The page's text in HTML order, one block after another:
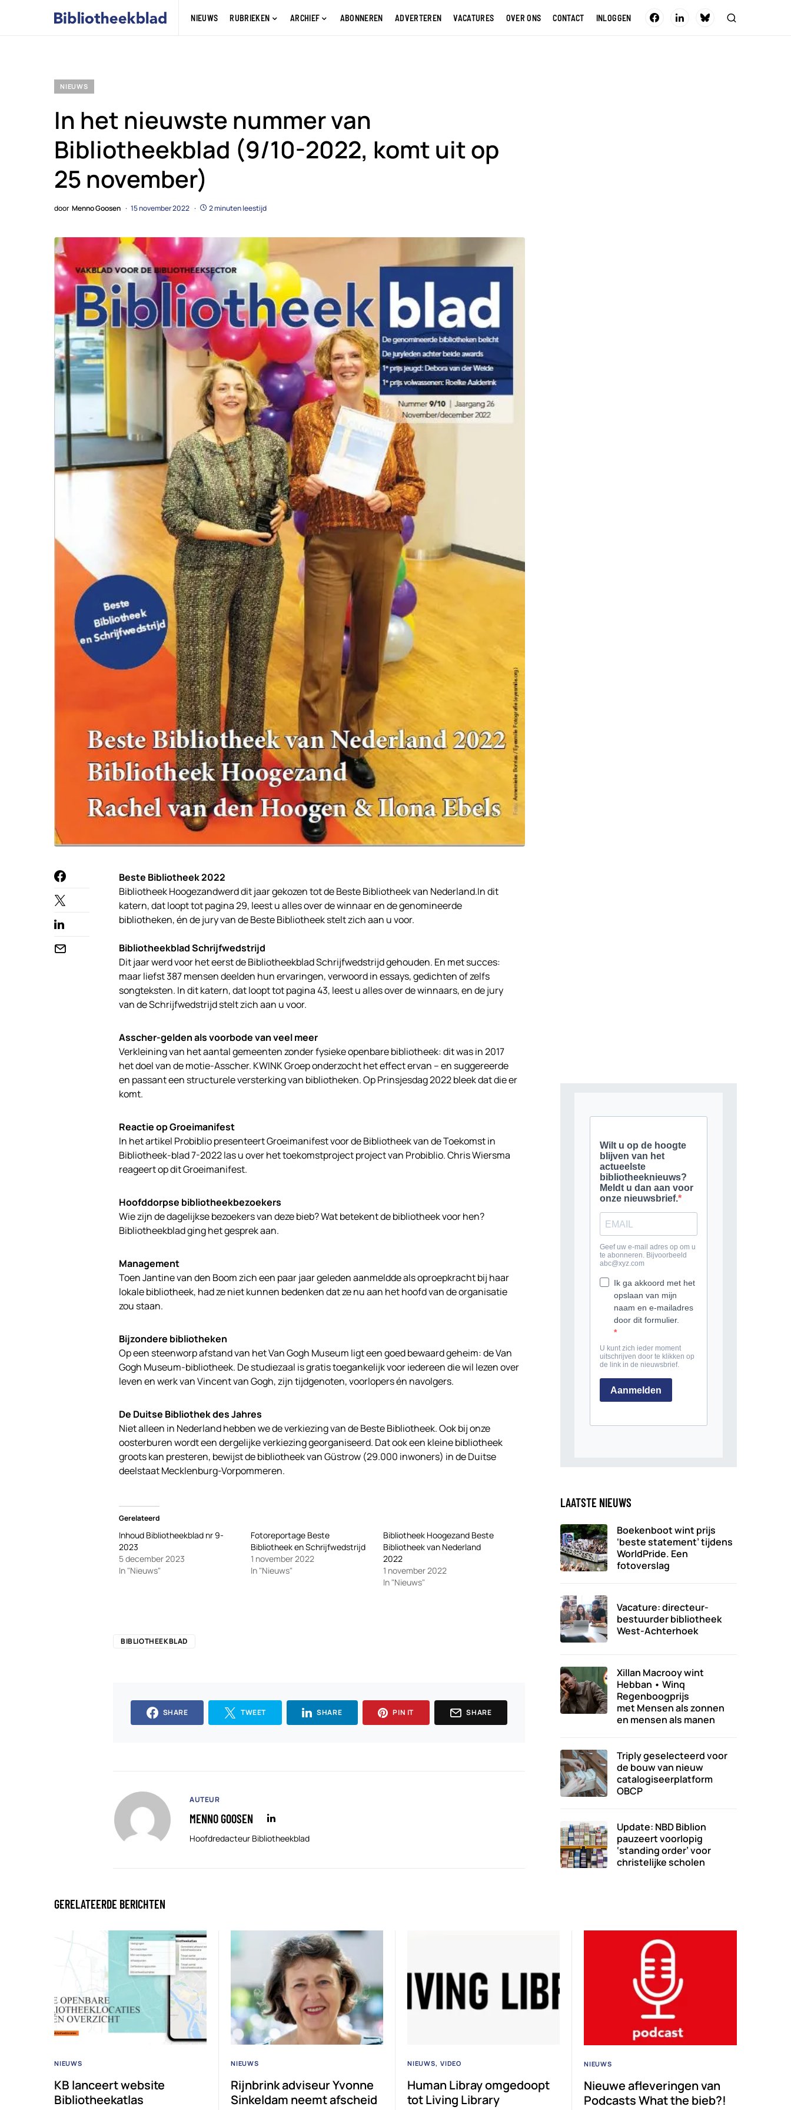
NIEUWS RUBRIEKEN ARCHIEF ABONNEREN ADVERTEREN VACATURES OVER ONS CONTACT INLOGGEN
NIEUWS
In het nieuwste nummer van
Bibliotheekblad (9/10-2022, komt uit op
25 november)
door Menno Goosen 15 november 2022 2 minuten leestijd
Beste Bibliotheek 2022
Bibliotheek Hoogezandwerd dit jaar gekozen tot de Beste Bibliotheek van Nederland.In dit
katern, dat loopt tot pagina 29, leest u alles over de winnaar en de genomineerde
bibliotheken, én de jury van de Beste Bibliotheek stelt zich aan u voor.
Bibliotheekblad Schrijfwedstrijd
Dit jaar werd voor het eerst de Bibliotheekblad Schrijfwedstrijd gehouden. En met succes:
maar liefst 387 mensen deelden hun ervaringen, verwoord in essays, gedichten of zelfs
songteksten. In dit katern, dat loopt tot pagina 43, leest u alles over de winnaars, en de jury
van de Schrijfwedstrijd stelt zich aan u voor.
Asscher-gelden als voorbode van veel meer
Verkleining van het aantal gemeenten zonder fysieke openbare bibliotheek: dit was in 2017
het doel van de motie-Asscher. KWINK Groep onderzocht het effect ervan – en suggereerde
en passant een structurele versterking van bibliotheken. Op Prinsjesdag 2022 bleek dat die er
komt.
Reactie op Groeimanifest
In het artikel Probiblio presenteert Groeimanifest voor de Bibliotheek van de Toekomst in
Bibliotheek-blad 7-2022 las u over het toekomstproject project van Probiblio. Chris Wiersma
reageert op dit Groeimanifest.
Hoofddorpse bibliotheekbezoekers
Wie zijn de dagelijkse bezoekers van deze bieb? Wat betekent de bibliotheek voor hen?
Bibliotheekblad ging het gesprek aan.
Management
Toen Jantine van den Boom zich een paar jaar geleden aanmeldde als oproepkracht bij haar
lokale bibliotheek, had ze niet kunnen bedenken dat ze nu aan het hoofd van de organisatie
zou staan.
Bijzondere bibliotheken
Op een steenworp afstand van het Van Gogh Museum ligt een goed bewaard geheim: de Van
Gogh Museum-bibliotheek. De studiezaal is gratis toegankelijk voor iedereen die wil lezen over
leven en werk van Vincent van Gogh, zijn tijdgenoten, voorlopers én navolgers.
De Duitse Bibliothek des Jahres
Niet alleen in Nederland hebben we de verkiezing van de Beste Bibliotheek. Ook bij onze
oosterburen wordt een dergelijke verkiezing georganiseerd. Dat ook een kleine bibliotheek
groots kan presteren, bewijst de bibliotheek van Güstrow (29.000 inwoners) in de Duitse
deelstaat Mecklenburg-Vorpommeren.
Gerelateerd
Inhoud Bibliotheekblad nr 9-
2023
5 december 2023
In "Nieuws"
Fotoreportage Beste
Bibliotheek en Schrijfwedstrijd
1 november 2022
In "Nieuws"
Bibliotheek Hoogezand Beste
Bibliotheek van Nederland
2022
1 november 2022
In "Nieuws"
BIBLIOTHEEKBLAD
SHARE TWEET SHARE PIN IT SHARE
AUTEUR
MENNO GOOSEN
Hoofdredacteur Bibliotheekblad
LAATSTE NIEUWS
Boekenboot wint prijs
‘beste statement’ tijdens
WorldPride. Een
fotoverslag
Vacature: directeur-
bestuurder bibliotheek
West-Achterhoek
Xillan Macrooy wint
Hebban • Winq
Regenboogprijs
met Mensen als zonnen
en mensen als manen
Triply geselecteerd voor
de bouw van nieuw
catalogiseerplatform
OBCP
Update: NBD Biblion
pauzeert voorlopig
‘standing order’ voor
christelijke scholen
GERELATEERDE BERICHTEN
NIEUWS
KB lanceert website
Bibliotheekatlas
NIEUWS
Rijnbrink adviseur Yvonne
Sinkeldam neemt afscheid
NIEUWS VIDEO
Human Libray omgedoopt
tot Living Library
NIEUWS
Nieuwe afleveringen van
Podcasts What the bieb?!